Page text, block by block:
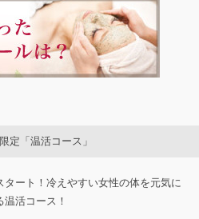
定「温活コース」
ート！冷えやすい女性の体を元気に
活コース！